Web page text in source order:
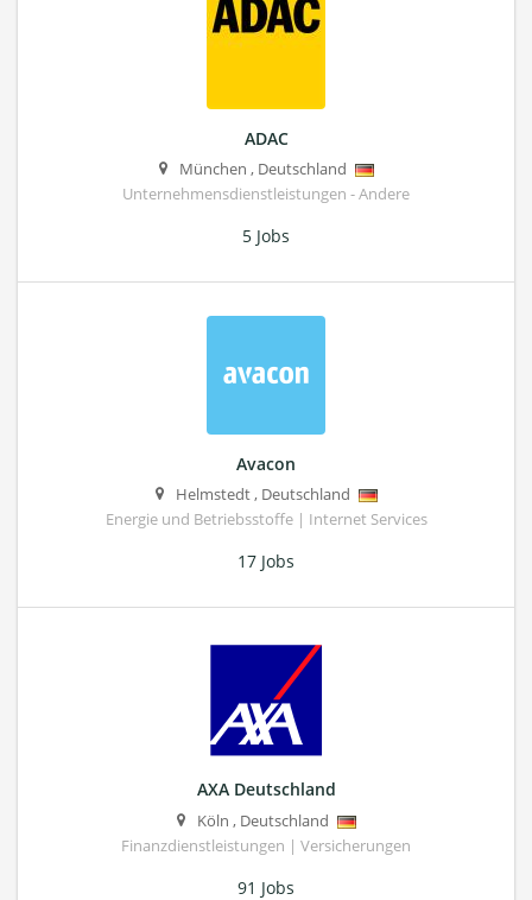
ADAC
München , Deutschland
Unternehmensdienstleistungen - Andere
5 Jobs
Avacon
Helmstedt, Deutschland
Energie und Betriebsstoffe | Internet Services
17 Jobs
AXA Deutschland
Köln , Deutschland
Finanzdienstleistungen | Versicherungen
91 Jobs